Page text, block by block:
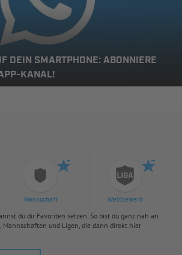
DEIN SMARTPHONE: ABONNIERE
KANAL!
Mannschaft Wettbewerb
du dir Favoriten setzen. So bist du ganz nah an
und Ligen, die dann direkt hier